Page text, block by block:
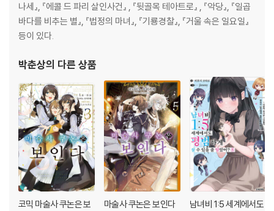
나세』, 『에콜 드 파리 살인사건』 , 『뒷골목 테아트로』 , 『악당』, 『일곱
바다를 비추는 별』, 『법정의 마녀』, 『기룡경찰』, 『거울 속은 일요일』
등이 있다.
박춘상의 다른 상품
코믹 마술사 쿠논은 보
마술사 쿠논은 보인다
남녀비 1:5 세계에서도